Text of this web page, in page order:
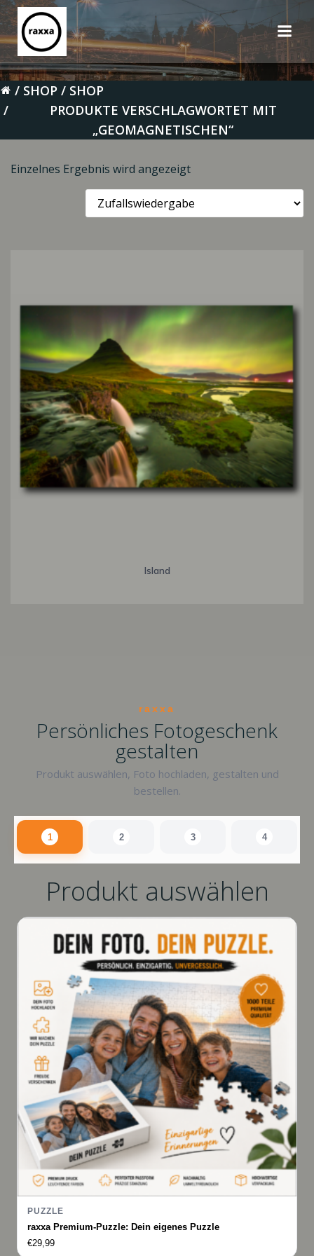
Inhalt
springen
SHOP
SHOP
PRODUKTE VERSCHLAGWORTET MIT
„GEOMAGNETISCHEN“
Einzelnes Ergebnis wird angezeigt
Island
raxxa
Persönliches Fotogeschenk
gestalten
Produkt auswählen, Foto hochladen, gestalten und
bestellen.
1 2 3 4
Produkt auswählen
PUZZLE
raxxa Premium-Puzzle: Dein eigenes Puzzle
€29,99